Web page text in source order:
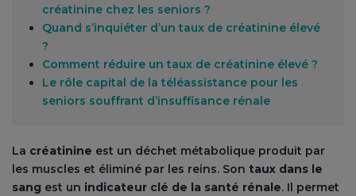
créatinine chez les seniors ?
Quand s’inquiéter d’un taux de créatinine élevé
?
Comment réduire un taux de créatinine élevé ?
Le rôle capital de la téléassistance pour les
seniors souffrant d’insuffisance rénale
La créatinine est un déchet métabolique produit par
les muscles et éliminé par les reins. Son taux dans le
sang est un indicateur clé de la santé rénale. Il permet